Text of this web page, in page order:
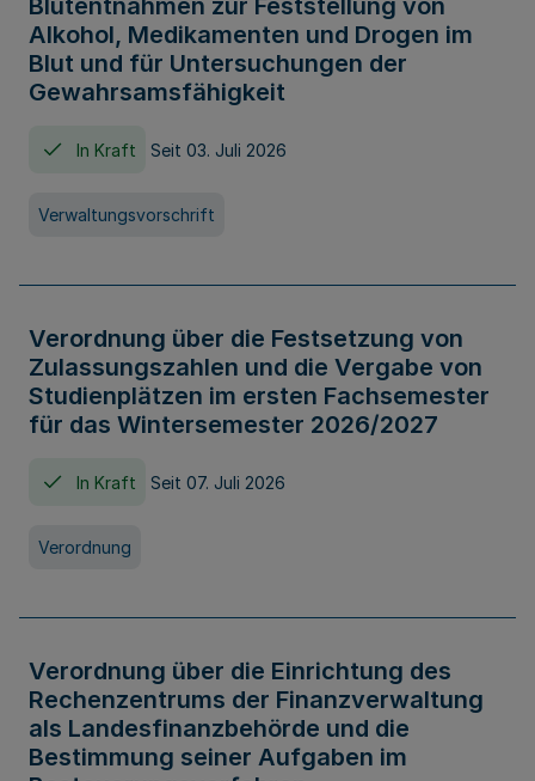
Blutentnahmen zur Feststellung von
Alkohol, Medikamenten und Drogen im
Blut und für Untersuchungen der
Gewahrsamsfähigkeit
In Kraft Seit 03. Juli 2026
Verwaltungsvorschrift
Verordnung über die Festsetzung von
Zulassungszahlen und die Vergabe von
Studienplätzen im ersten Fachsemester
für das Wintersemester 2026/2027
In Kraft Seit 07. Juli 2026
Verordnung
Verordnung über die Einrichtung des
Rechenzentrums der Finanzverwaltung
als Landesfinanzbehörde und die
Bestimmung seiner Aufgaben im